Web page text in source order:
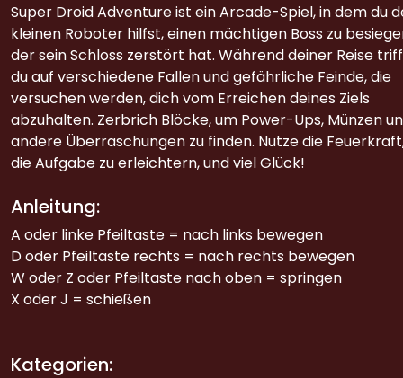
Super Droid Adventure ist ein Arcade-Spiel, in dem du
kleinen Roboter hilfst, einen mächtigen Boss zu
der sein Schloss zerstört hat. Während deiner Reise
du auf verschiedene Fallen und gefährliche Feinde, die
versuchen werden, dich vom Erreichen deines Ziels
abzuhalten. Zerbrich Blöcke, um Power-Ups, Münzen
andere Überraschungen zu finden. Nutze die
die Aufgabe zu erleichtern, und viel Glück!
Anleitung:
A oder linke Pfeiltaste = nach links bewegen
D oder Pfeiltaste rechts = nach rechts bewegen
W oder Z oder Pfeiltaste nach oben = springen
X oder J = schießen
Kategorien: